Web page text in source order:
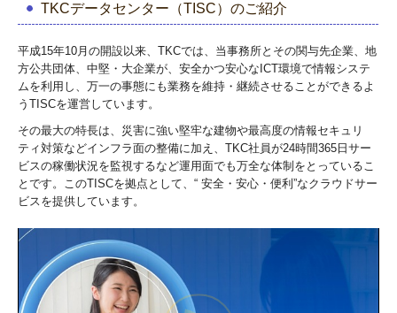
TKCデータセンター（TISC）のご紹介
平成15年10月の開設以来、TKCでは、当事務所とその関与先企業、地
方公共団体、中堅・大企業が、安全かつ安心なICT環境で情報システ
ムを利用し、万一の事態にも業務を維持・継続させることができるよ
うTISCを運営しています。
その最大の特長は、災害に強い堅牢な建物や最高度の情報セキュリ
ティ対策などインフラ面の整備に加え、TKC社員が24時間365日サー
ビスの稼働状況を監視するなど運用面でも万全な体制をとっているこ
とです。このTISCを拠点として、“ 安全・安心・便利”なクラウドサー
ビスを提供しています。